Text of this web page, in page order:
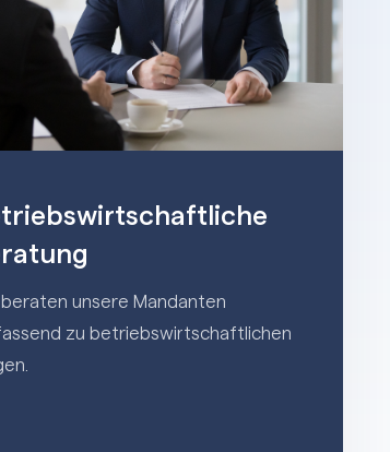
unsere Mandanten
zu betriebswirtschaftlichen